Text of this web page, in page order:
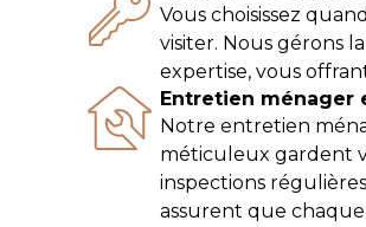
Vous choisissez
visiter. Nous gérons
expertise, vous
Entretien ménager
Notre entretien
méticuleux gardent
inspections
assurent que